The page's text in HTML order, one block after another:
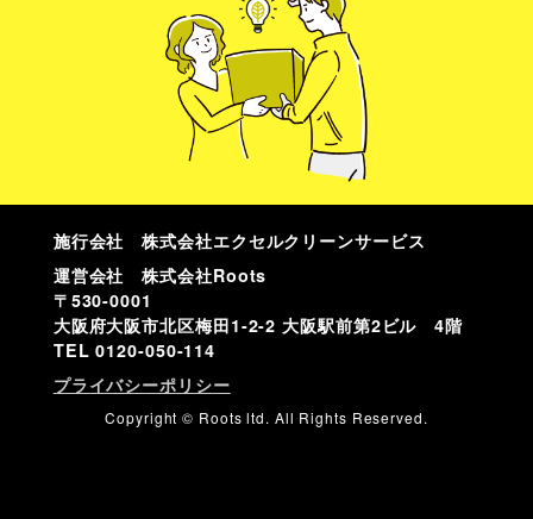
施行会社 株式会社エクセルクリーンサービス
運営会社 株式会社Roots
〒530-0001
大阪府大阪市北区梅田1-2-2 大阪駅前第2ビル 4階
TEL0120-050-114
プライバシーポリシー
Copyright © Roots ltd. All Rights Reserved.